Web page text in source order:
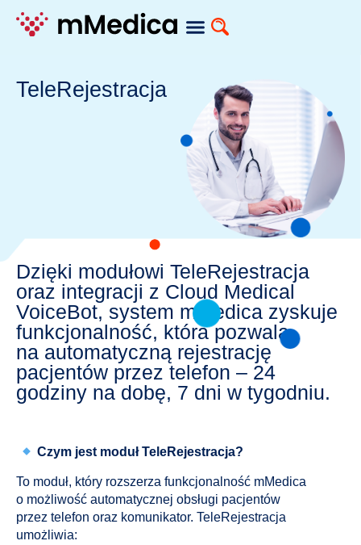
Moduły dodatkowe
TeleRejestracja
Dzięki modułowi TeleRejestracja
oraz integracji z Cloud Medical
VoiceBot, system mMedica zyskuje
funkcjonalność, która pozwala
na automatyczną rejestrację
pacjentów przez telefon – 24
godziny na dobę, 7 dni w tygodniu.
Czym jest moduł TeleRejestracja?
To moduł, który rozszerza funkcjonalność mMedica
o możliwość automatycznej obsługi pacjentów
przez telefon oraz komunikator. TeleRejestracja
umożliwia: